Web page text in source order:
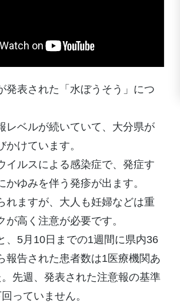
発表された「水ぼうそう」につ
レベルが続いていて、大分県が
かけています。
イルスによる感染症で、発症す
かゆみを伴う発疹が出ます。
れますが、大人も妊婦などは重
が高く注意が必要です。
、5月10日までの1週間に県内36
報告された患者数は1医療機関あ
先週、発表された注意報の基準
っていません。